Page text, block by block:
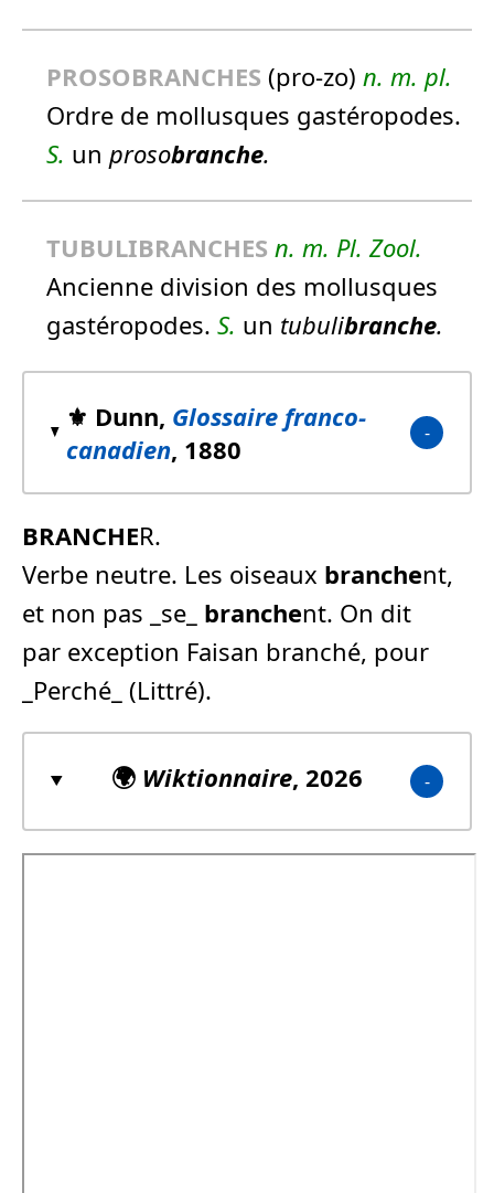
PROSOBRANCHES (pro-zo) n. m. pl.
Ordre de mollusques gastéropodes.
S. un prosobranche.
TUBULIBRANCHES n. m. Pl. Zool.
Ancienne division des mollusques
gastéropodes. S. un tubulibranche.
⚜️ Dunn, Glossaire franco-
canadien, 1880
BRANCHER.
Verbe neutre. Les oiseaux branchent,
et non pas _se_ branchent. On dit
par exception Faisan branché, pour
_Perché_ (Littré).
🌍 Wiktionnaire, 2026